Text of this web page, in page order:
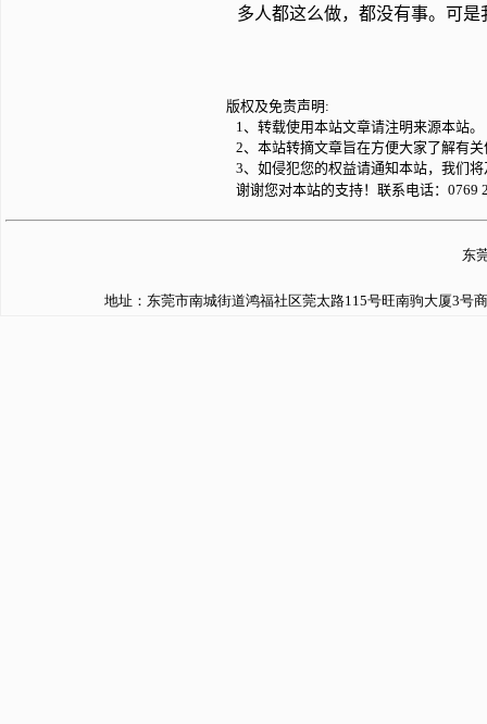
多人都这么做，都没有事。可
版权及免责声明:
1、转载使用本站文章请注明来源本站。
2、本站转摘文章旨在方便大家了解有
3、如侵犯您的权益请通知本站，我们
谢谢您对本站的支持！联系电话：0769